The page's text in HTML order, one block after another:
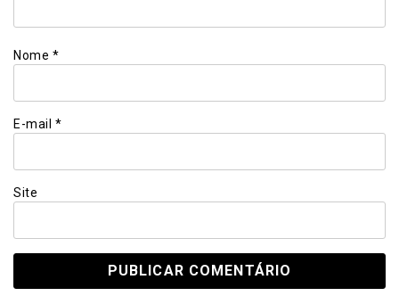
Nome *
E-mail *
Site